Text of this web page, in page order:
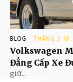
BLOG THÁNG 3 18,
Volkswagen
Đẳng Cấp Xe
giữ...